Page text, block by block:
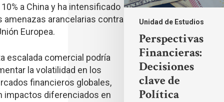
a China y ha intensificado
amenazas arancelarias contra
Europea.
escalada comercial podría
la volatilidad en los
financieros globales,
impactos diferenciados en
Unidad de Estudios
su
impacto
Mercados
Perspectivas
Financieras:
Decisiones
clave de
Política